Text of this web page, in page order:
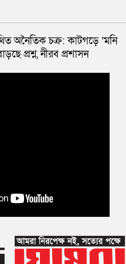
অনৈতিক চক্র: কাটগড়ে ‘মনি
প্রশ্ন, নীরব প্রশাসন